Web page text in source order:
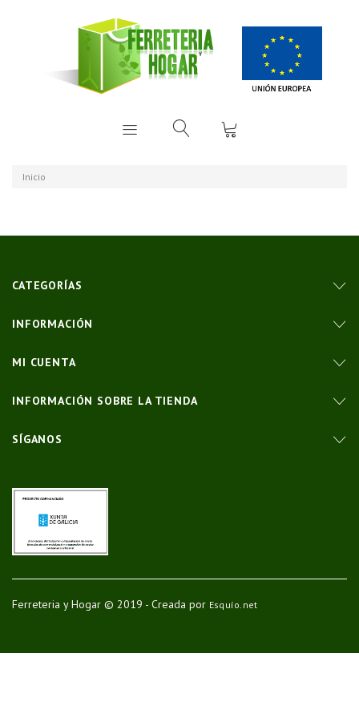
Inicio
CATEGORÍAS
INFORMACIÓN
MI CUENTA
INFORMACIÓN SOBRE LA TIENDA
SÍGANOS
Ferreteria y Hogar © 2019 - Creada por Esquío.net